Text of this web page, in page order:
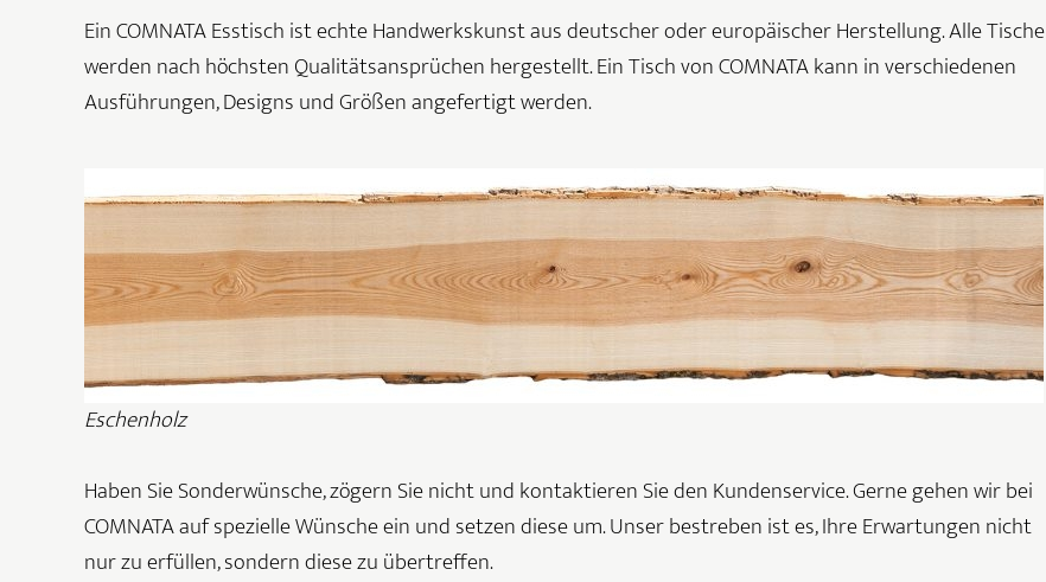
Ein COMNATA Esstisch ist echte Handwerkskunst aus deutscher oder europäischer Herstellung. Alle Tische
werden nach höchsten Qualitätsansprüchen hergestellt. Ein Tisch von COMNATA kann in verschiedenen
Ausführungen, Designs und Größen angefertigt werden.
Eschenholz
Haben Sie Sonderwünsche, zögern Sie nicht und kontaktieren Sie den Kundenservice. Gerne gehen wir bei
COMNATA auf spezielle Wünsche ein und setzen diese um. Unser bestreben ist es, Ihre Erwartungen nicht
nur zu erfüllen, sondern diese zu übertreffen.